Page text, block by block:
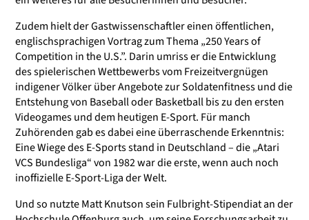
Zudem hielt der Gastwissenschaftler einen öffentlichen,
englischsprachigen Vortrag zum Thema „250 Years of
Competition in the U.S.”. Darin umriss er die Entwicklung
des spielerischen Wettbewerbs vom Freizeitvergnügen
indigener Völker über Angebote zur Soldatenfitness und die
Entstehung von Baseball oder Basketball bis zu den ersten
Videogames und dem heutigen E-Sport. Für manch
Zuhörenden gab es dabei eine überraschende Erkenntnis:
Eine Wiege des E-Sports stand in Deutschland – die „Atari
VCS Bundesliga“ von 1982 war die erste, wenn auch noch
inoffizielle E-Sport-Liga der Welt.
Und so nutzte Matt Knutson sein Fulbright-Stipendiat an der